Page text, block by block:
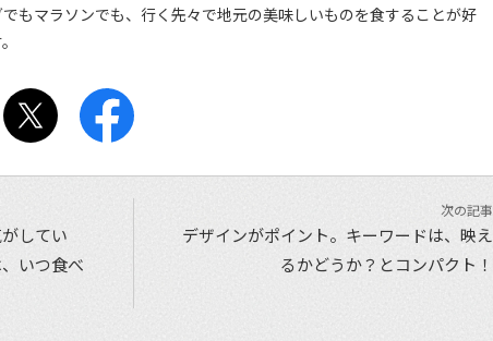
もマラソンでも、行く先々で地元の美味しいものを食することが好
してい
いつ食べ
デザインがポイント。キーワードは、映え
るかどうか？とコンパクト！